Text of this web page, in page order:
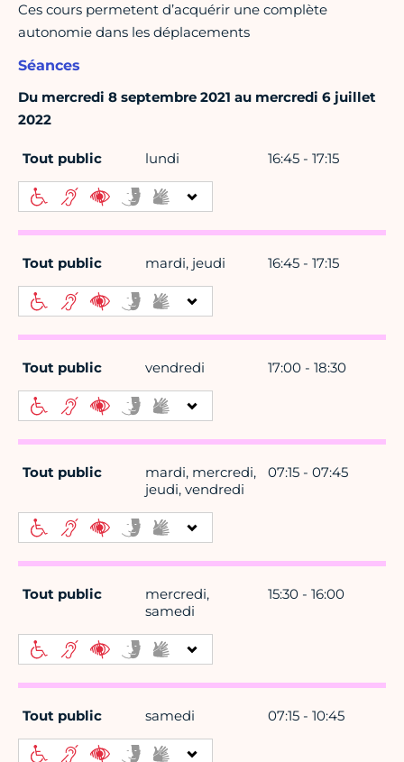
Ces cours permetent d’acquérir une complète
autonomie dans les déplacements
Séances
Du mercredi 8 septembre 2021 au mercredi 6 juillet
2022
Tout public lundi 16:45 - 17:15
Tout public mardi, jeudi 16:45 - 17:15
Tout public vendredi 17:00 - 18:30
Tout public
mardi, mercredi,
jeudi, vendredi
07:15 - 07:45
Tout public
mercredi,
samedi
15:30 - 16:00
Tout public samedi 07:15 - 10:45